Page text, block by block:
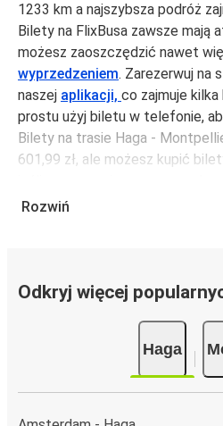
1233 km a najszybsza podróż
Bilety na FlixBusa zawsze mają
możesz zaoszczędzić nawet
wyprzedzeniem. Zarezerwuj na
naszej aplikacji, co zajmuje
prostu użyj biletu w telefonie,
Bilety na trasie Haga -
601,99 zł, ale możesz kupić
unikając weekendów i świąt. Aby podróżować szybko,
jedynie 19
Podróż autobusemma
niż podróż samochodem czy
nad tym, by jeszcze bardziej
Rozwiń
Odkryj więcej
Haga